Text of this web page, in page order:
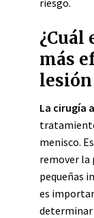
riesgo.
¿Cuál
más
lesión
La cirugía
menisco.
remover la
pequeñas
es